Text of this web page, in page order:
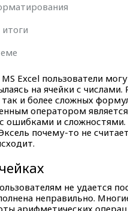
Excel пользователи
на ячейки с
так и более сложных
оператором
ошибками и
почему-то не
не удается
неправильно.
арифметических